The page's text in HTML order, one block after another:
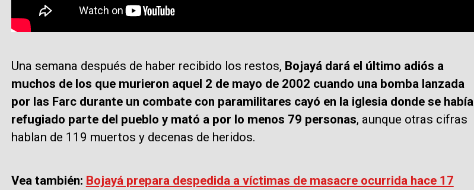
Una semana después de haber recibido los restos, Bojayá dará el último adiós a
muchos de los que murieron aquel 2 de mayo de 2002 cuando una bomba lanzada
por las Farc durante un combate con paramilitares cayó en la iglesia donde se había
refugiado parte del pueblo y mató a por lo menos 79 personas, aunque otras cifras
hablan de 119 muertos y decenas de heridos.
Vea también: Bojayá prepara despedida a víctimas de masacre ocurrida hace 17